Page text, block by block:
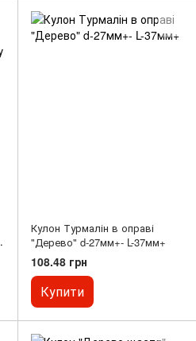
Кулон Турмалін в оправі
"Дерево" d-27мм+- L-37мм+
108.48 грн
Купити